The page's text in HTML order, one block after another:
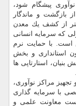
پیشگام شود،
بازگشت و ماندگار
از كشف یك معدن
كه سرمایه انسانی
است. با حمایت نرم
استانداری و بخش
استارتاپی ها
مراكز نوآوری،
با سرمایه گذاری
معاونت علمی و